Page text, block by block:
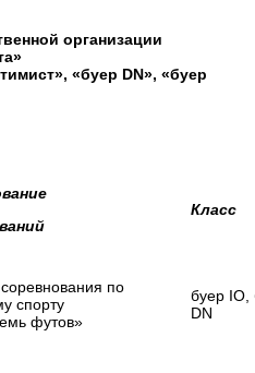
организации
«буер DN», «буер
Класс
по
спорту
футов»
буер IO,
DN